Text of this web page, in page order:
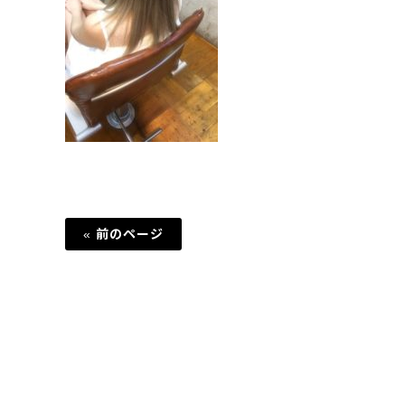
« 前のページ